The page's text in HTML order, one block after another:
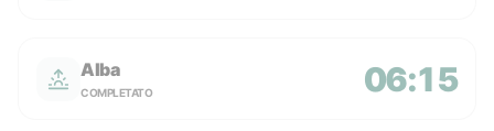
Alba
COMPLETATO 06:15